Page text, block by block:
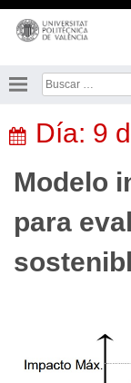
Saltar
contenido
Buscar:
Día: 9
Modelo
para